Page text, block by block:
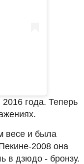
года. Теперь
весе и была
2008 она
в дзюдо - бронзу.